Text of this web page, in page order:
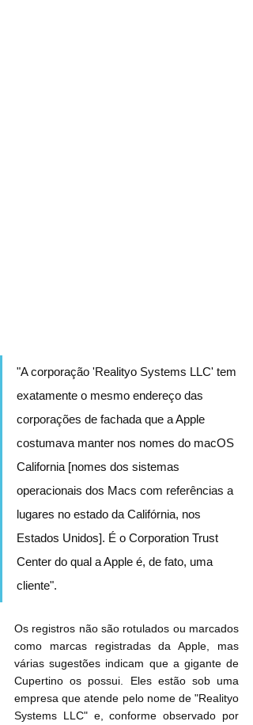
"A corporação 'Realityo Systems LLC' tem
exatamente o mesmo endereço das
corporações de fachada que a Apple
costumava manter nos nomes do macOS
California [nomes dos sistemas
operacionais dos Macs com referências a
lugares no estado da Califórnia, nos
Estados Unidos]. É o Corporation Trust
Center do qual a Apple é, de fato, uma
cliente".
Os registros não são rotulados ou marcados
como marcas registradas da Apple, mas
várias sugestões indicam que a gigante de
Cupertino os possui. Eles estão sob uma
empresa que atende pelo nome de "Realityo